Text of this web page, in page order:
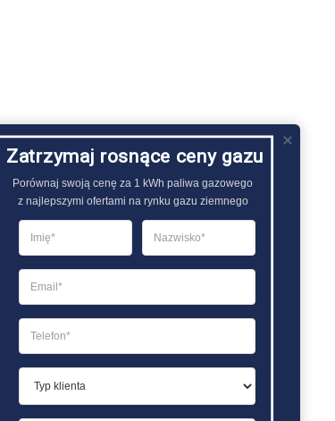
Zatrzymaj rosnące ceny gazu
Porównaj swoją cenę za 1 kWh paliwa gazowego
z najlepszymi ofertami na rynku gazu ziemnego